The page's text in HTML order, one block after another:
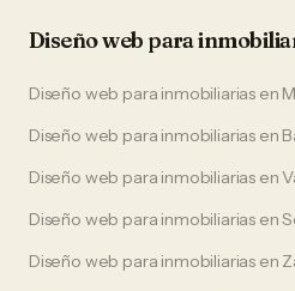
Diseño web para
Diseño web para inmobiliarias en
Diseño web para inmobiliarias en
Diseño web para inmobiliarias en
Diseño web para inmobiliarias en
Diseño web para inmobiliarias en